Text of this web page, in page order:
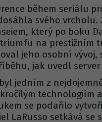
během seriálu
svého vrcholu.
který po boku
na prestižním
jeho osobní
jak uvedl server
jedním z
technologiím
se podařilo
LaRusso setkává se